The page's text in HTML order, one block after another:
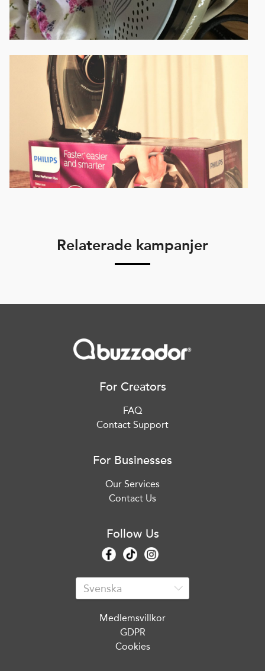
Relaterade kampanjer
For Creators
FAQ
Contact Support
For Businesses
Our Services
Contact Us
Follow Us
Medlemsvillkor
GDPR
Cookies